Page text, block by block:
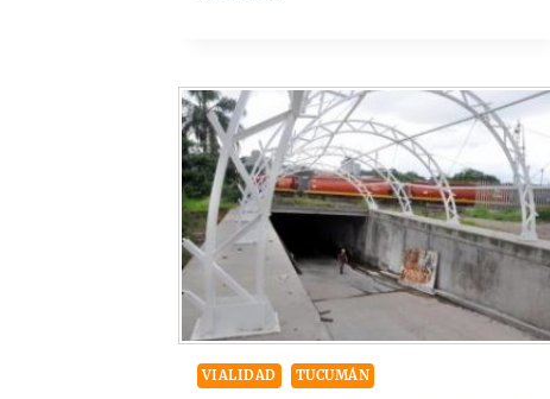
VIALIDAD TUCUMÁN